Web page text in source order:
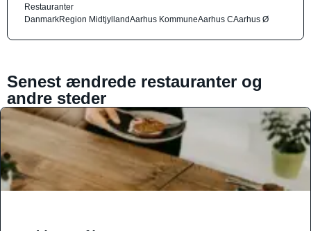
Restauranter
DanmarkRegion MidtjyllandAarhus KommuneAarhus CAarhus Ø
Senest ændrede restauranter og
andre steder